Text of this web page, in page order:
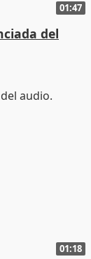
01:47
del
01:18